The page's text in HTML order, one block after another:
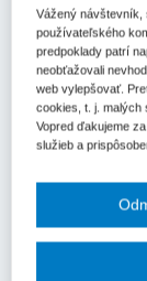
Európska
predkladanie
obstarávaní z
Oddelenie
angažovanosť
745
Have
nasledujúcich
správy.
Komisia sa
Vážený
používateľského
predpoklady patrí
neobťažovali
web vylepšovať.
cookies, t. j. malých
Vopred ďakujeme
služieb a